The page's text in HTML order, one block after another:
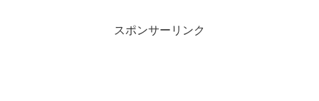
ラーザクリエイター、遊戯王
スポンサーリンク